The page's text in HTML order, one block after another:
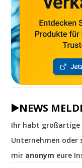
▶️NEWS
Ihr habt großartige
Unternehmen oder
mir anonym eure